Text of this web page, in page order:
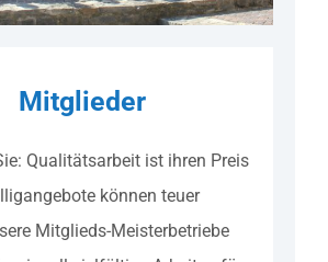
Mitglieder
Qualitätsarbeit ist ihren Preis
können teuer
Mitglieds-Meisterbetriebe